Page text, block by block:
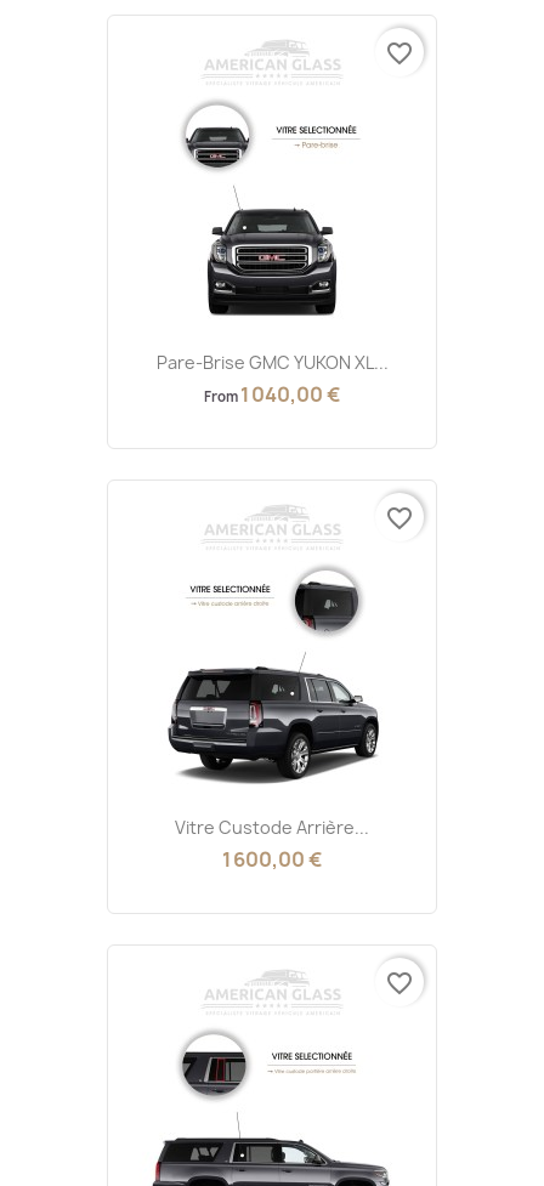
Pare-Brise GMC YUKON XL...
From 1 040,00 €
favorite_border
Vitre Custode Arrière...
1 600,00 €
favorite_border
favorite_border